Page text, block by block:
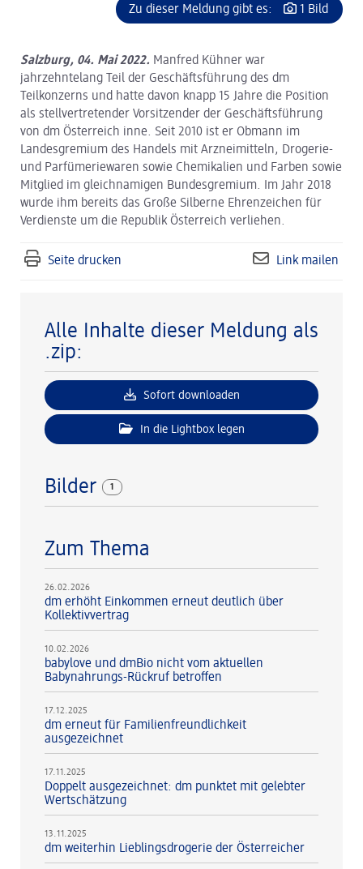
Zu dieser Meldung gibt es: 1 Bild
Salzburg, 04. Mai 2022. Manfred Kühner war
jahrzehntelang Teil der Geschäftsführung des dm
Teilkonzerns und hatte davon knapp 15 Jahre die Position
als stellvertretender Vorsitzender der Geschäftsführung
von dm Österreich inne. Seit 2010 ist er Obmann im
Landesgremium des Handels mit Arzneimitteln, Drogerie-
und Parfümeriewaren sowie Chemikalien und Farben sowie
Mitglied im gleichnamigen Bundesgremium. Im Jahr 2018
wurde ihm bereits das Große Silberne Ehrenzeichen für
Verdienste um die Republik Österreich verliehen.
Seite drucken Link mailen
Alle Inhalte dieser Meldung als
.zip:
Sofort downloaden
In die Lightbox legen
Bilder 1
Zum Thema
26.02.2026
dm erhöht Einkommen erneut deutlich über
Kollektivvertrag
10.02.2026
babylove und dmBio nicht vom aktuellen
Babynahrungs-Rückruf betroffen
17.12.2025
dm erneut für Familienfreundlichkeit
ausgezeichnet
17.11.2025
Doppelt ausgezeichnet: dm punktet mit gelebter
Wertschätzung
13.11.2025
dm weiterhin Lieblingsdrogerie der Österreicher